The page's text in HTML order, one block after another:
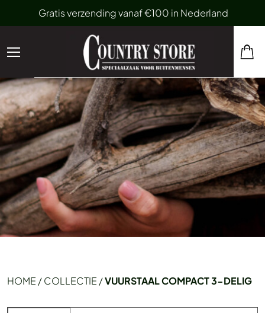
Gratis verzending vanaf €100 in Nederland
HOME /COLLECTIE /VUURSTAAL COMPACT 3-DELIG